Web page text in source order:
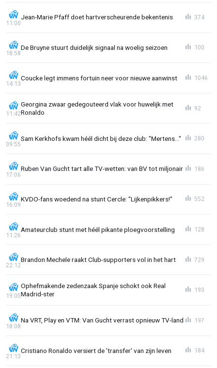
Jean-Marie Pfaff doet hartverscheurende bekentenis
11:00
374
De Bruyne stuurt duidelijk signaal na woelig seizoen
18:58
100
Coucke legt immens fortuin neer voor nieuwe aanwinst
14:13
1046
Georgina zwaar gedegouteerd vlak voor huwelijk met
Ronaldo
11:42
92
Sam Kerkhofs kwam héél dicht bij deze club: "Mertens..."
09:55
280
Ruben Van Gucht tart alle TV-wetten: van BV tot miljonair
17:06
186
KVDO-fans woedend na stunt Cercle: "Lijkenpikkers!"
16:09
552
Amateurclub stunt met héél pikante ploegvoorstelling
11:26
128
Brandon Mechele raakt Club-supporters vol in het hart
22:12
729
Ophefmakende zedenzaak Spanje schokt ook Real
Madrid-ster
19:05
193
Na VRT, Play en VTM: Van Gucht verrast opnieuw TV-land
18:08
197
Cristiano Ronaldo versiert de 'transfer' van zijn leven
21:13
184